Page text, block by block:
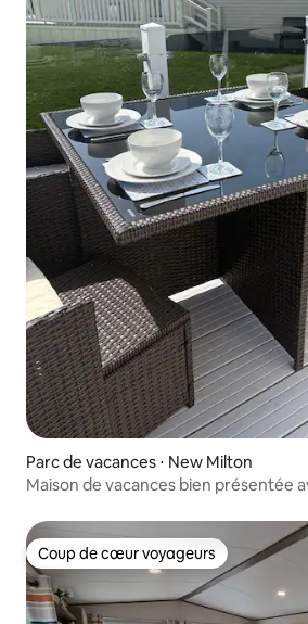
Parc de vacances ⋅ New Milton
Maison de vacances bien présentée
Coup de cœur voyageurs
Coup de cœur voyageurs